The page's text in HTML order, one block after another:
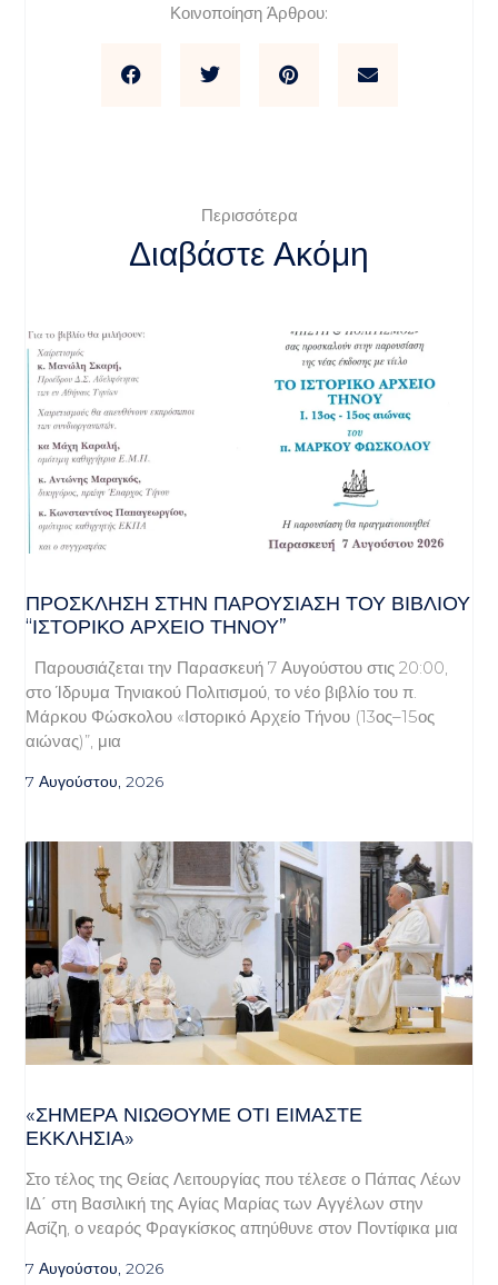
Κοινοποίηση Άρθρου:
Περισσότερα
Διαβάστε Ακόμη
ΠΡΌΣΚΛΗΣΗ ΣΤΗΝ ΠΑΡΟΥΣΊΑΣΗ ΤΟΥ ΒΙΒΛΊΟΥ
“ΙΣΤΟΡΙΚΌ ΑΡΧΕΊΟ ΤΉΝΟΥ”
Παρουσιάζεται την Παρασκευή 7 Αυγούστου στις 20:00,
στο Ίδρυμα Τηνιακού Πολιτισμού, το νέο βιβλίο του π.
Μάρκου Φώσκολου «Ιστορικό Αρχείο Τήνου (13ος–15ος
αιώνας)”, μια
7 Αυγούστου, 2026
«ΣΉΜΕΡΑ ΝΙΏΘΟΥΜΕ ΌΤΙ ΕΊΜΑΣΤΕ
ΕΚΚΛΗΣΊΑ»
Στο τέλος της Θείας Λειτουργίας που τέλεσε ο Πάπας Λέων
ΙΔ΄ στη Βασιλική της Αγίας Μαρίας των Αγγέλων στην
Ασίζη, ο νεαρός Φραγκίσκος απηύθυνε στον Ποντίφικα μια
7 Αυγούστου, 2026